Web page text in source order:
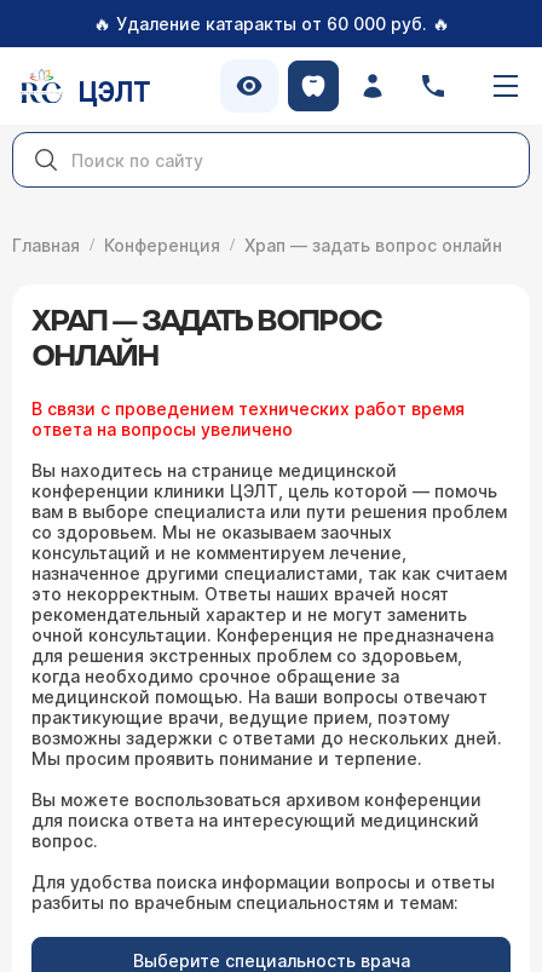
🔥 Удаление катаракты от 60 000 руб. 🔥
ЦЭЛТ
Главная Конференция Храп — задать вопрос онлайн
ХРАП — ЗАДАТЬ ВОПРОС
ОНЛАЙН
В связи с проведением технических работ время
ответа на вопросы увеличено
Вы находитесь на странице медицинской
конференции клиники ЦЭЛТ, цель которой — помочь
вам в выборе специалиста или пути решения проблем
со здоровьем. Мы не оказываем заочных
консультаций и не комментируем лечение,
назначенное другими специалистами, так как считаем
это некорректным. Ответы наших врачей носят
рекомендательный характер и не могут заменить
очной консультации. Конференция не предназначена
для решения экстренных проблем со здоровьем,
когда необходимо срочное обращение за
медицинской помощью. На ваши вопросы отвечают
практикующие врачи, ведущие прием, поэтому
возможны задержки с ответами до нескольких дней.
Мы просим проявить понимание и терпение.
Вы можете воспользоваться архивом конференции
для поиска ответа на интересующий медицинский
вопрос.
Для удобства поиска информации вопросы и ответы
разбиты по врачебным специальностям и темам:
Выберите специальность врача